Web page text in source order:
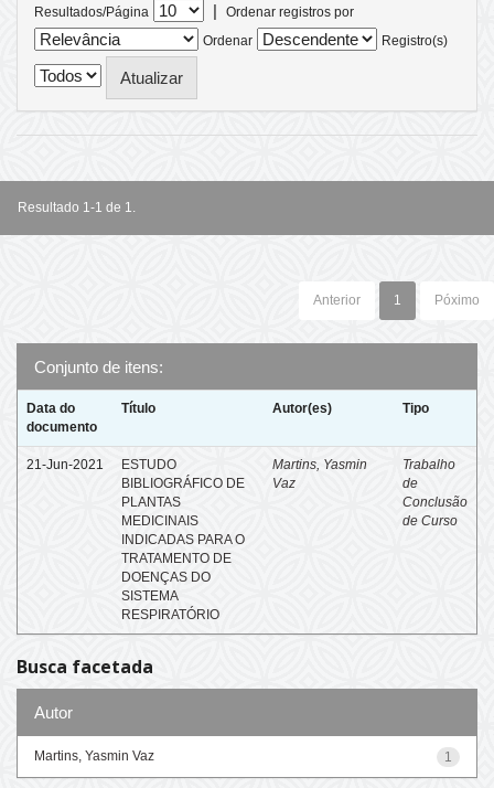
Resultados/Página |
Ordenar registros por
Ordenar
Registro(s)
Resultado 1-1 de 1.
Anterior 1 Póximo
Conjunto de itens:
Data do
documento
Título Autor(es) Tipo
21-Jun-2021
ESTUDO
BIBLIOGRÁFICO DE
PLANTAS
MEDICINAIS
INDICADAS PARA O
TRATAMENTO DE
DOENÇAS DO
SISTEMA
RESPIRATÓRIO
Martins, Yasmin
Vaz
Trabalho
de
Conclusão
de Curso
Busca facetada
Autor
1
Martins, Yasmin Vaz